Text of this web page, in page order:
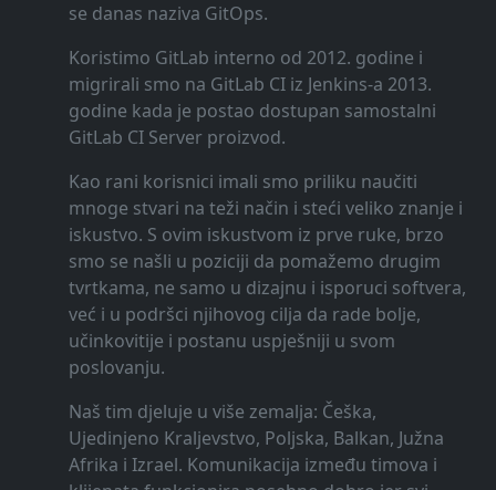
se danas naziva GitOps.
Koristimo GitLab interno od 2012. godine i
migrirali smo na GitLab CI iz Jenkins-a 2013.
godine kada je postao dostupan samostalni
GitLab CI Server proizvod.
Kao rani korisnici imali smo priliku naučiti
mnoge stvari na teži način i steći veliko znanje i
iskustvo. S ovim iskustvom iz prve ruke, brzo
smo se našli u poziciji da pomažemo drugim
tvrtkama, ne samo u dizajnu i isporuci softvera,
već i u podršci njihovog cilja da rade bolje,
učinkovitije i postanu uspješniji u svom
poslovanju.
Naš tim djeluje u više zemalja: Češka,
Ujedinjeno Kraljevstvo, Poljska, Balkan, Južna
Afrika i Izrael. Komunikacija između timova i